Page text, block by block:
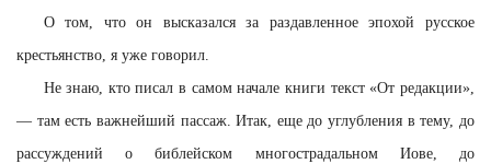
О том, что он высказался за раздавленное эпохой русское
крестьянство, я уже говорил.
Не знаю, кто писал в самом начале книги текст «От редакции»,
— там есть важнейший пассаж. Итак, еще до углубления в тему, до
рассуждений о библейском многострадальном Иове, до